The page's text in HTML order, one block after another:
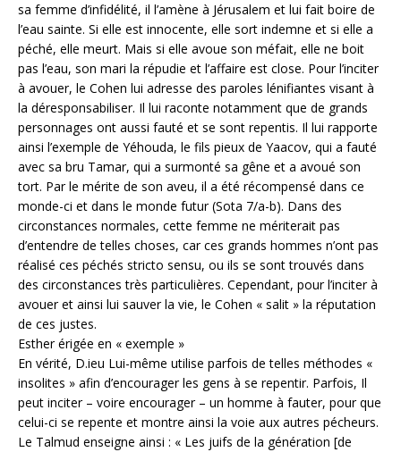
sa femme d’infidélité, il l’amène à Jérusalem et lui fait boire de
l’eau sainte. Si elle est innocente, elle sort indemne et si elle a
péché, elle meurt. Mais si elle avoue son méfait, elle ne boit
pas l’eau, son mari la répudie et l’affaire est close. Pour l’inciter
à avouer, le Cohen lui adresse des paroles lénifiantes visant à
la déresponsabiliser. Il lui raconte notamment que de grands
personnages ont aussi fauté et se sont repentis. Il lui rapporte
ainsi l’exemple de Yéhouda, le fils pieux de Yaacov, qui a fauté
avec sa bru Tamar, qui a surmonté sa gêne et a avoué son
tort. Par le mérite de son aveu, il a été récompensé dans ce
monde-ci et dans le monde futur (Sota 7/a-b). Dans des
circonstances normales, cette femme ne mériterait pas
d’entendre de telles choses, car ces grands hommes n’ont pas
réalisé ces péchés stricto sensu, ou ils se sont trouvés dans
des circonstances très particulières. Cependant, pour l’inciter à
avouer et ainsi lui sauver la vie, le Cohen « salit » la réputation
de ces justes.
Esther érigée en « exemple »
En vérité, D.ieu Lui-même utilise parfois de telles méthodes «
insolites » afin d’encourager les gens à se repentir. Parfois, Il
peut inciter – voire encourager – un homme à fauter, pour que
celui-ci se repente et montre ainsi la voie aux autres pécheurs.
Le Talmud enseigne ainsi : « Les juifs de la génération [de